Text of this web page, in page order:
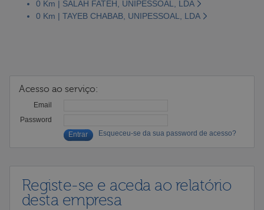
0 Km | SALAH FATEH, UNIPESSOAL, LDA
0 Km | TAYEB CHABAB, UNIPESSOAL, LDA
Acesso ao serviço:
Email
Password
Esqueceu-se da sua password de acesso?
Registe-se e aceda ao relatório
desta empresa